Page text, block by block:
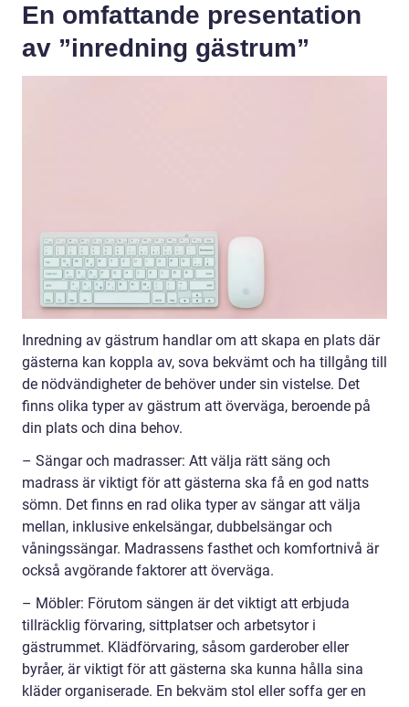
En omfattande presentation
av ”inredning gästrum”
Inredning av gästrum handlar om att skapa en plats där
gästerna kan koppla av, sova bekvämt och ha tillgång till
de nödvändigheter de behöver under sin vistelse. Det
finns olika typer av gästrum att överväga, beroende på
din plats och dina behov.
– Sängar och madrasser: Att välja rätt säng och
madrass är viktigt för att gästerna ska få en god natts
sömn. Det finns en rad olika typer av sängar att välja
mellan, inklusive enkelsängar, dubbelsängar och
våningssängar. Madrassens fasthet och komfortnivå är
också avgörande faktorer att överväga.
– Möbler: Förutom sängen är det viktigt att erbjuda
tillräcklig förvaring, sittplatser och arbetsytor i
gästrummet. Klädförvaring, såsom garderober eller
byråer, är viktigt för att gästerna ska kunna hålla sina
kläder organiserade. En bekväm stol eller soffa ger en